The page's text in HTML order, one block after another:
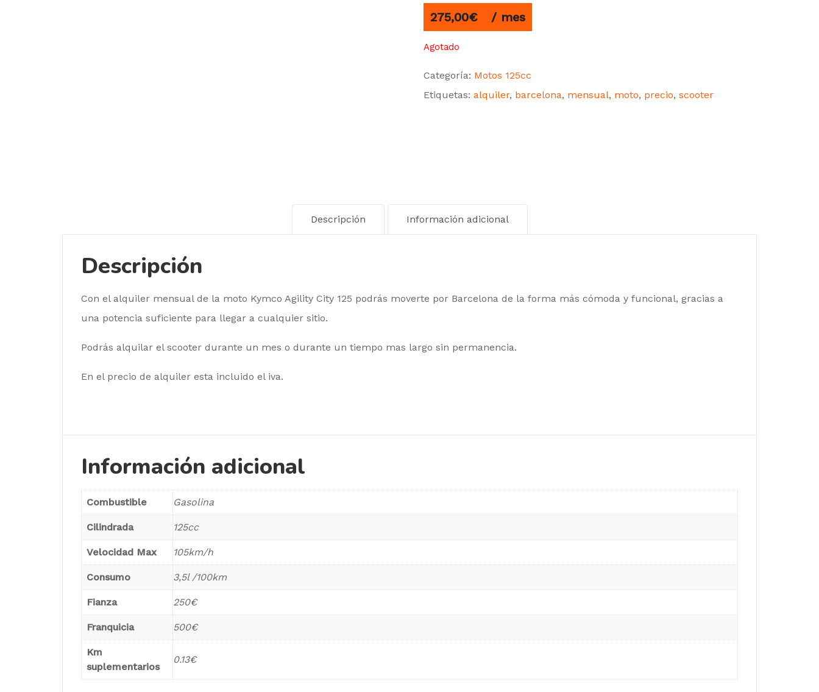
275,00€ / mes
Agotado
Categoría: Motos 125cc
Etiquetas: alquiler, barcelona, mensual, moto, precio, scooter
Descripción Información adicional
Descripción
Con el alquiler mensual de la moto Kymco Agility City 125 podrás moverte por Barcelona de la forma más cómoda y funcional, gracias a
una potencia suficiente para llegar a cualquier sitio.
Podrás alquilar el scooter durante un mes o durante un tiempo mas largo sin permanencia.
En el precio de alquiler esta incluido el iva.
Información adicional
Combustible Gasolina
Cilindrada 125cc
Velocidad Max 105km/h
Consumo 3,5l /100km
Fianza 250€
Franquicia 500€
Km
suplementarios
0.13€